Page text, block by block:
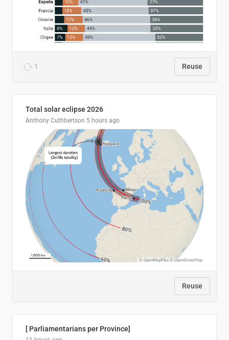
1 Reuse
Total solar eclipse 2026
Anthony Cuthbertson 5 hours ago
Reuse
[ Parliamentarians per Province]